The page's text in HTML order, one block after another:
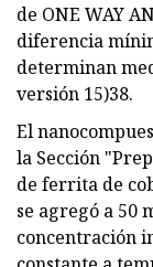
de ONE WAY
diferencia
determinan
versión 15)38.
El
la Sección
de ferrita de
se agregó a 50
concentración